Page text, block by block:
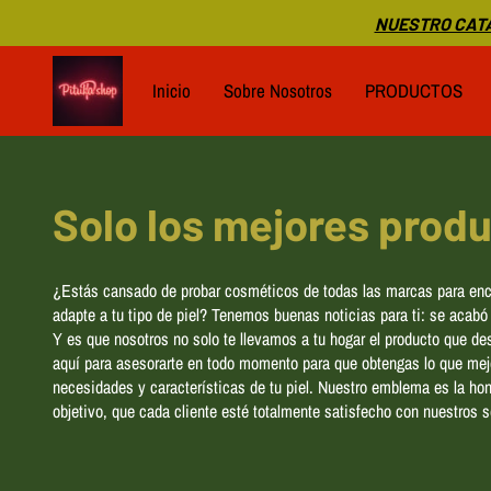
NUESTRO
Inicio Sobre Nosotros PRODUCTOS
Solo los mejores
¿Estás cansado de probar cosméticos de todas las marcas para
adapte a tu tipo de piel? Tenemos buenas noticias para ti: se
Y es que nosotros no solo te llevamos a tu hogar el producto que
aquí para asesorarte en todo momento para que obtengas lo que
necesidades y características de tu piel. Nuestro emblema es la
objetivo, que cada cliente esté totalmente satisfecho con nuestros